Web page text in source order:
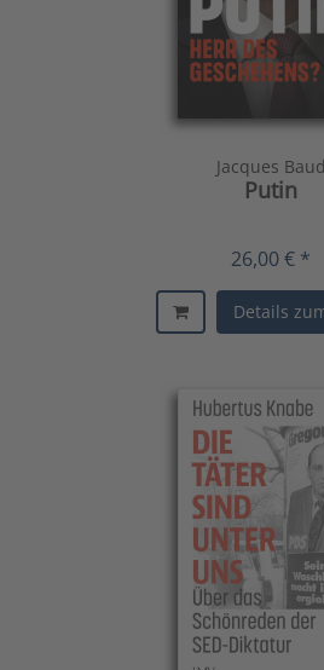
Jacques Baud
Putin
26,00 € *
Details